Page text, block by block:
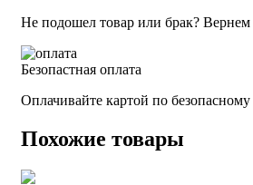
Не подошел товар или брак? Вернем
Безопастная оплата
Оплачивайте картой по безопасному
Похожие товары